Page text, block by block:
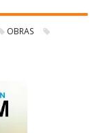
OBRAS